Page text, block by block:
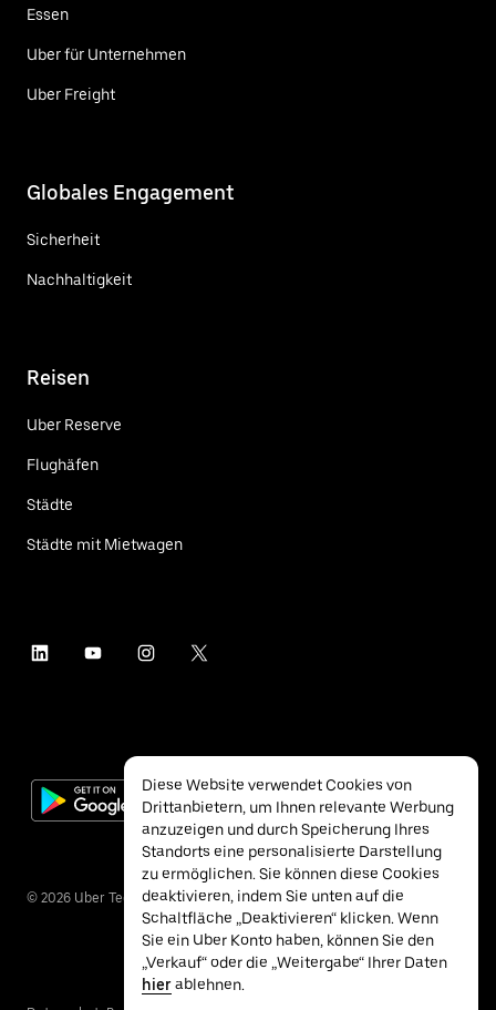
Essen
Uber für Unternehmen
Uber Freight
Globales Engagement
Sicherheit
Nachhaltigkeit
Reisen
Uber Reserve
Flughäfen
Städte
Städte mit Mietwagen
© 2026 Uber Technologies Inc.
Diese Website verwendet Cookies von
Drittanbietern, um Ihnen relevante Werbung
anzuzeigen und durch Speicherung Ihres
Standorts eine personalisierte Darstellung
zu ermöglichen. Sie können diese Cookies
deaktivieren, indem Sie unten auf die
Schaltfläche „Deaktivieren“ klicken. Wenn
Sie ein Uber Konto haben, können Sie den
„Verkauf“ oder die „Weitergabe“ Ihrer Daten
hierablehnen.